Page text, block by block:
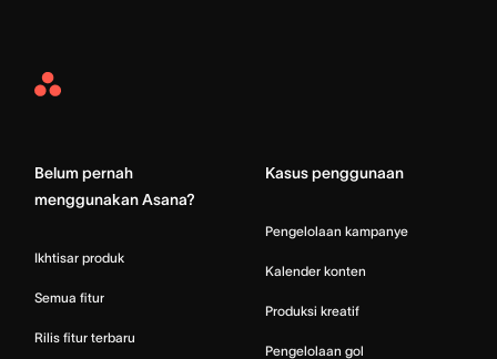
Asana
Belum pernah
menggunakan Asana?
Ikhtisar produk
Semua fitur
Rilis fitur terbaru
Kasus penggunaan
Pengelolaan kampanye
Kalender konten
Produksi kreatif
Pengelolaan gol